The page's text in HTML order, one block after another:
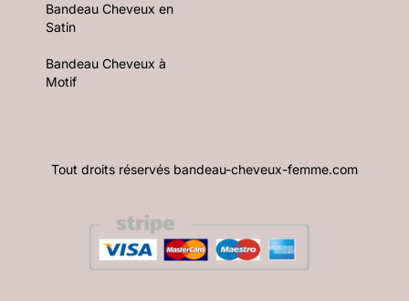
Bandeau Cheveux en
Satin
Bandeau Cheveux à
Motif
Tout droits réservés bandeau-cheveux-femme.com